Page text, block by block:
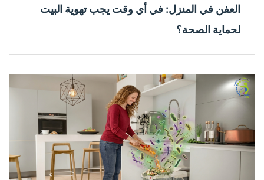
العفن في المنزل: في أي وقت يجب تهوية البيت
لحماية الصحة؟